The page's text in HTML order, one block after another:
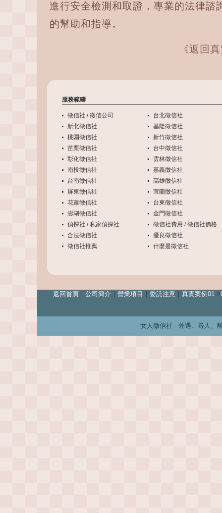
進行安全檢測和取證，專業的法律諮
的幫助和指導。
《返回
服務範疇
徵信社 / 徵信公司
台北徵信社
新北徵信社
基隆徵信社
桃園徵信社
新竹徵信社
苗栗徵信社
台中徵信社
彰化徵信社
雲林徵信社
南投徵信社
嘉義徵信社
台南徵信社
高雄徵信社
屏東徵信社
宜蘭徵信社
花蓮徵信社
台東徵信社
澎湖徵信社
金門徵信社
偵探社 / 私家偵探社
徵信社費用 / 徵信社價格
合法徵信社
優良徵信社
徵信社推薦
什麼是徵信社
返回首頁｜ 公司簡介 營業項目 委託注意｜ 真實案例01>
女人徵信社 - 外遇、尋人、